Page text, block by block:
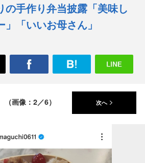
の手作り弁当披露「美味し
「いいお母さん」
（画像：2／6） 次へ